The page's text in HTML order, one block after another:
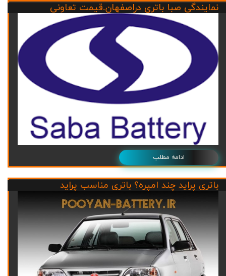
نمایندگی صبا باتری دراصفهان.قیمت تعاونی
ادامه مطلب
باتری پراید چند امپره؟ باتری مناسب پراید